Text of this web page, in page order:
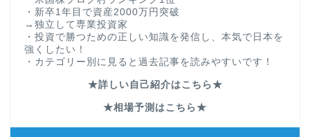
・新卒1年目で資産2000万円突破
→独立して専業投資家
・投資で勝つための正しい知識を発信し、本気で日本を
強くしたい！
・カテゴリー別に見ると過去記事を読みやすいです！
★詳しい自己紹介はこちら★
★相場予測はこちら★